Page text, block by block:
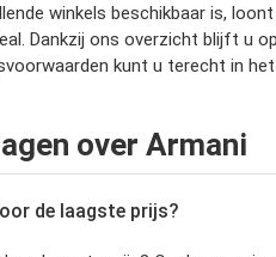
winkels beschikbaar is,
Dankzij ons overzicht blijft u
kunt u terecht in het
over Armani
de laagste prijs?